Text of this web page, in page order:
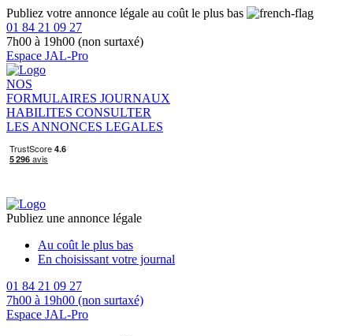
Publiez votre annonce légale au coût le plus bas
01 84 21 09 27
7h00 à 19h00 (non surtaxé)
Espace JAL-Pro
NOS
FORMULAIRES JOURNAUX
HABILITES CONSULTER
LES ANNONCES LEGALES
Publiez une annonce légale
Au coût le plus bas
En choisissant votre journal
01 84 21 09 27
7h00 à 19h00 (non surtaxé)
Espace JAL-Pro